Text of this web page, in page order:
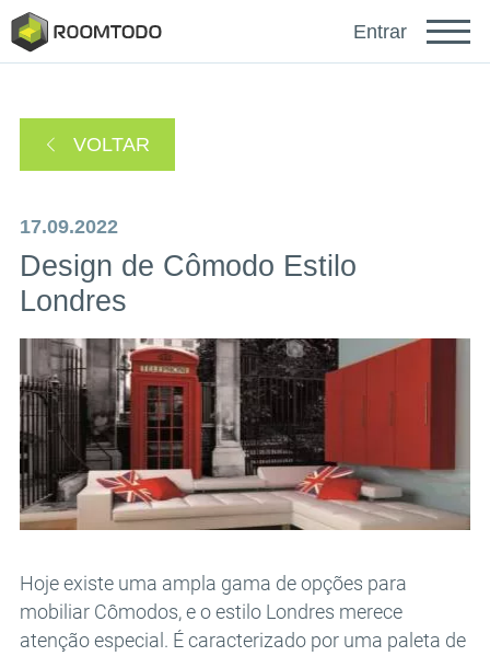
Faça login para obter ajuda
ou
E-mail
Senha
OK
Cadastro Lembrar senha
Obrigado por se registrar
Enviaremos um e-mail com um link de confirmação em
OK
Um link de recuperação de senha foi enviado para
seu e-mail.
OK
Entrar
VOLTAR
17.09.2022
Design de Cômodo Estilo
Londres
Hoje existe uma ampla gama de opções para
mobiliar Cômodos, e o estilo Londres merece
atenção especial. É caracterizado por uma paleta de